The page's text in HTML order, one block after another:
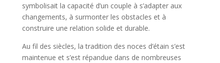
symbolisait la capacité d’un couple à s’adapter aux
changements, à surmonter les obstacles et à
construire une relation solide et durable.
Au fil des siècles, la tradition des noces d’étain s’est
maintenue et s’est répandue dans de nombreuses